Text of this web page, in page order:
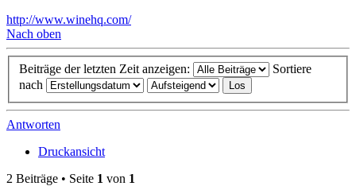
http://www.winehq.com/
Nach oben
Beiträge der letzten Zeit anzeigen:
Sortiere
nach
Antworten
Druckansicht
2 Beiträge • Seite 1 von 1